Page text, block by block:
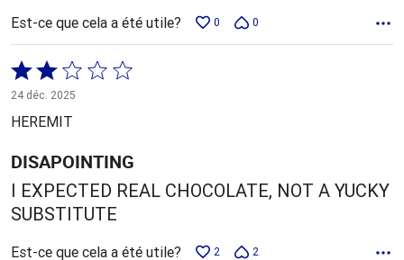
Est-ce que cela a été utile? 0 0
Coté
2 sur
5
24 déc. 2025
HEREMIT
DISAPOINTING
I EXPECTED REAL CHOCOLATE, NOT A YUCKY
SUBSTITUTE
Est-ce que cela a été utile? 2 2